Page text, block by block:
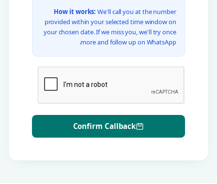
How it works: We'll call you at the number
provided within your selected time window on
your chosen date. If we miss you, we'll try once
more and follow up on WhatsApp.
Confirm Callback